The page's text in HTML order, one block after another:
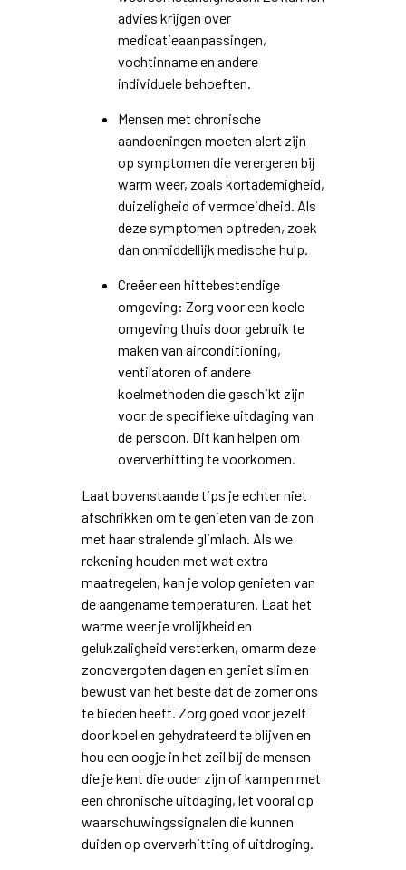
advies krijgen over
medicatieaanpassingen,
vochtinname en andere
individuele behoeften.
Mensen met chronische
aandoeningen moeten alert zijn
op symptomen die verergeren bij
warm weer, zoals kortademigheid,
duizeligheid of vermoeidheid. Als
deze symptomen optreden, zoek
dan onmiddellijk medische hulp.
Creëer een hittebestendige
omgeving: Zorg voor een koele
omgeving thuis door gebruik te
maken van airconditioning,
ventilatoren of andere
koelmethoden die geschikt zijn
voor de specifieke uitdaging van
de persoon. Dit kan helpen om
oververhitting te voorkomen.
Laat bovenstaande tips je echter niet
afschrikken om te genieten van de zon
met haar stralende glimlach. Als we
rekening houden met wat extra
maatregelen, kan je volop genieten van
de aangename temperaturen. Laat het
warme weer je vrolijkheid en
gelukzaligheid versterken, omarm deze
zonovergoten dagen en geniet slim en
bewust van het beste dat de zomer ons
te bieden heeft. Zorg goed voor jezelf
door koel en gehydrateerd te blijven en
hou een oogje in het zeil bij de mensen
die je kent die ouder zijn of kampen met
een chronische uitdaging, let vooral op
waarschuwingssignalen die kunnen
duiden op oververhitting of uitdroging.